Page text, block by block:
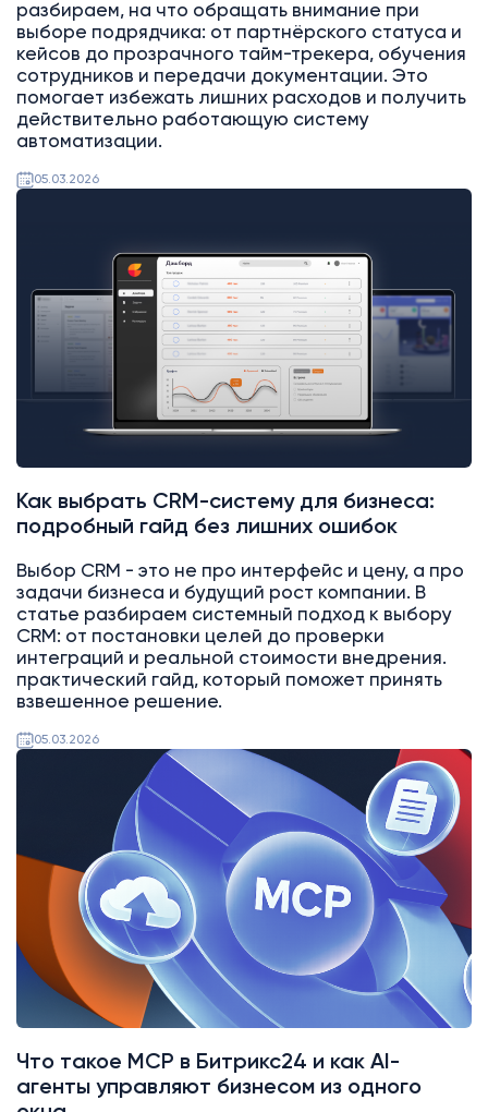
разбираем, на что обращать внимание при
выборе подрядчика: от партнёрского статуса и
кейсов до прозрачного тайм-трекера, обучения
сотрудников и передачи документации. Это
помогает избежать лишних расходов и получить
действительно работающую систему
автоматизации.
05.03.2026
Как выбрать CRM-систему для бизнеса:
подробный гайд без лишних ошибок
Выбор CRM - это не про интерфейс и цену, а про
задачи бизнеса и будущий рост компании. В
статье разбираем системный подход к выбору
CRM: от постановки целей до проверки
интеграций и реальной стоимости внедрения.
практический гайд, который поможет принять
взвешенное решение.
05.03.2026
Что такое MCP в Битрикс24 и как AI-
агенты управляют бизнесом из одного